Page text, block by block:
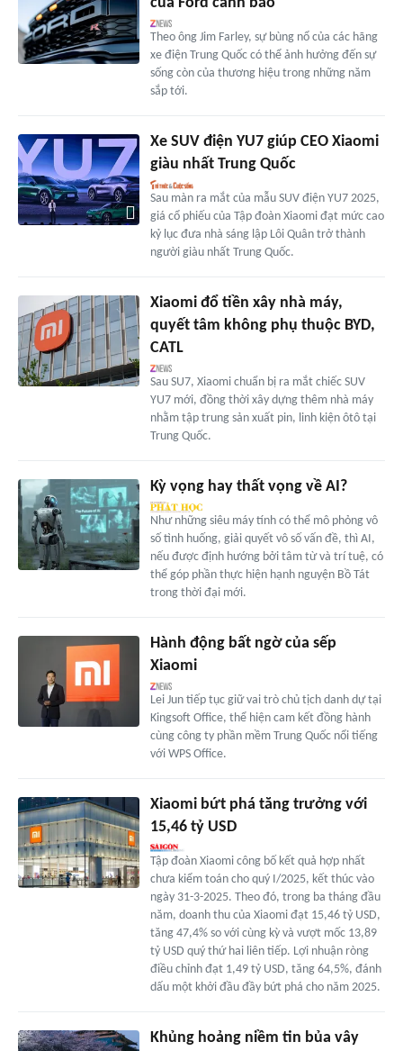
của Ford cảnh báo
Theo ông Jim Farley, sự bùng nổ của các hãng
xe điện Trung Quốc có thể ảnh hưởng đến sự
sống còn của thương hiệu trong những năm
sắp tới.
Xe SUV điện YU7 giúp CEO Xiaomi
giàu nhất Trung Quốc
Sau màn ra mắt của mẫu SUV điện YU7 2025,
giá cổ phiếu của Tập đoàn Xiaomi đạt mức cao
kỷ lục đưa nhà sáng lập Lôi Quân trở thành
người giàu nhất Trung Quốc.
Xiaomi đổ tiền xây nhà máy,
quyết tâm không phụ thuộc BYD,
CATL
Sau SU7, Xiaomi chuẩn bị ra mắt chiếc SUV
YU7 mới, đồng thời xây dựng thêm nhà máy
nhằm tập trung sản xuất pin, linh kiện ôtô tại
Trung Quốc.
Kỳ vọng hay thất vọng về AI?
Như những siêu máy tính có thể mô phỏng vô
số tình huống, giải quyết vô số vấn đề, thì AI,
nếu được định hướng bởi tâm từ và trí tuệ, có
thể góp phần thực hiện hạnh nguyện Bồ Tát
trong thời đại mới.
Hành động bất ngờ của sếp
Xiaomi
Lei Jun tiếp tục giữ vai trò chủ tịch danh dự tại
Kingsoft Office, thể hiện cam kết đồng hành
cùng công ty phần mềm Trung Quốc nổi tiếng
với WPS Office.
Xiaomi bứt phá tăng trưởng với
15,46 tỷ USD
Tập đoàn Xiaomi công bố kết quả hợp nhất
chưa kiểm toán cho quý I/2025, kết thúc vào
ngày 31-3-2025. Theo đó, trong ba tháng đầu
năm, doanh thu của Xiaomi đạt 15,46 tỷ USD,
tăng 47,4% so với cùng kỳ và vượt mốc 13,89
tỷ USD quý thứ hai liên tiếp. Lợi nhuận ròng
điều chỉnh đạt 1,49 tỷ USD, tăng 64,5%, đánh
dấu một khởi đầu đầy bứt phá cho năm 2025.
Khủng hoảng niềm tin bủa vây